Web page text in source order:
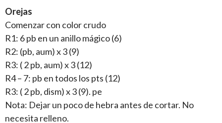
Orejas
Comenzar con color crudo
R1: 6 pb en un anillo mágico (6)
R2: (pb, aum) x 3 (9)
R3: ( 2 pb, aum) x 3 (12)
R4 – 7: pb en todos los pts (12)
R3: ( 2 pb, dism) x 3 (9). pe
Nota: Dejar un poco de hebra antes de cortar. No
necesita relleno.